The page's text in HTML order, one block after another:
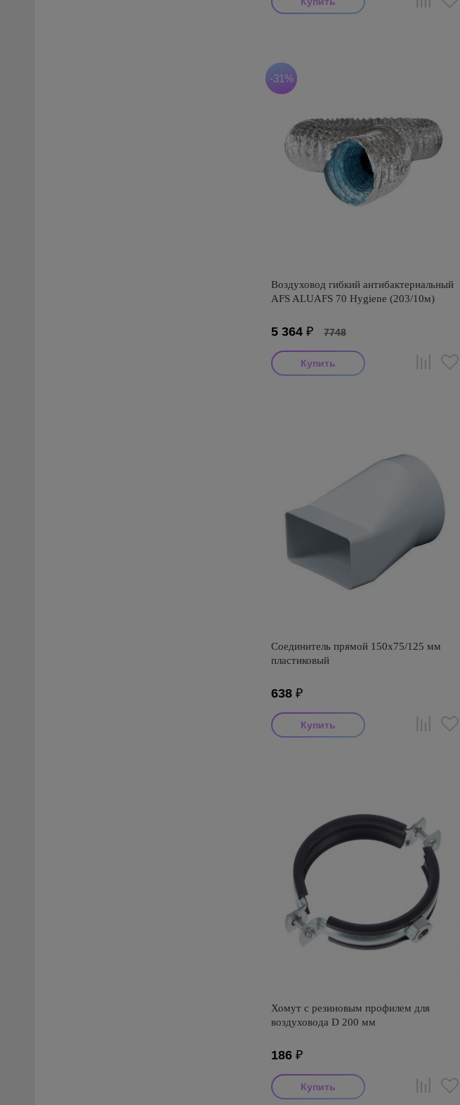
-31%
Воздуховод гибкий антибактериальный
AFS ALUAFS 70 Hygiene (203/10м)
5 364 ₽ 7748
Соединитель прямой 150х75/125 мм
пластиковый
638 ₽
Хомут с резиновым профилем для
воздуховода D 200 мм
186 ₽